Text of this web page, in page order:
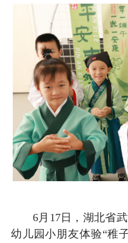
6月17日，湖北省
幼儿园小朋友体验“稚